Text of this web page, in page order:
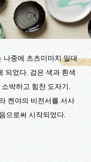
나중에 츠츠미마치 일대
되었다. 검은 색과 흰색
박하고 힘찬 도자기.
켄야의 비전서를 서사
으로써 시작되었다.